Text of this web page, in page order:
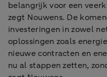
belangrijk voor een
zegt Nouwens. De
investeringen in zowel
oplossingen zoals
nieuwe contracten en
nu al stappen zetten,